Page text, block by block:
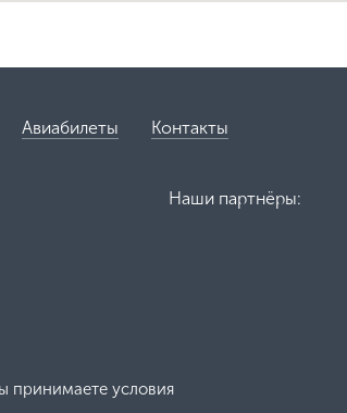
Авиабилеты Контакты
Наши партнёры:
принимаете условия